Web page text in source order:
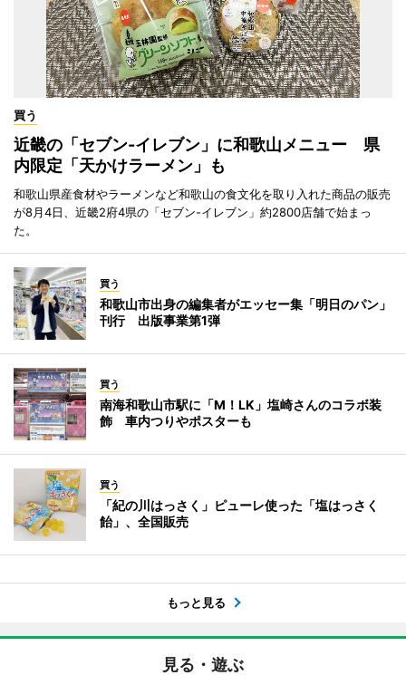
買う
近畿の「セブン-イレブン」に和歌山メニュー 県
内限定「天かけラーメン」も
和歌山県産食材やラーメンなど和歌山の食文化を取り入れた商品の販売
が8月4日、近畿2府4県の「セブン-イレブン」約2800店舗で始まっ
た。
買う
和歌山市出身の編集者がエッセー集「明日のパン」
刊行 出版事業第1弾
買う
南海和歌山市駅に「M！LK」塩崎さんのコラボ装
飾 車内つりやポスターも
買う
「紀の川はっさく」ピューレ使った「塩はっさく
飴」、全国販売
もっと見る
見る・遊ぶ